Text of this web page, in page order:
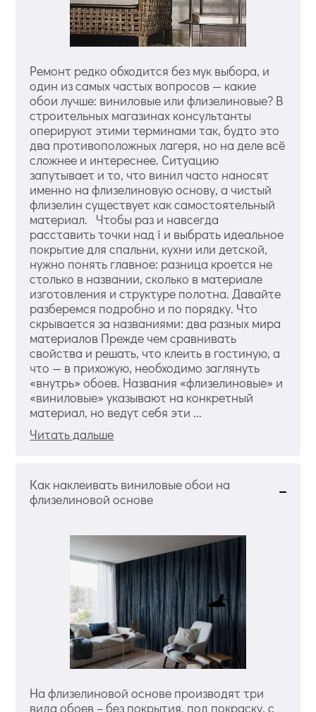
Ремонт редко обходится без мук выбора, и
один из самых частых вопросов — какие
обои лучше: виниловые или флизелиновые? В
строительных магазинах консультанты
оперируют этими терминами так, будто это
два противоположных лагеря, но на деле всё
сложнее и интереснее. Ситуацию
запутывает и то, что винил часто наносят
именно на флизелиновую основу, а чистый
флизелин существует как самостоятельный
материал. Чтобы раз и навсегда
расставить точки над i и выбрать идеальное
покрытие для спальни, кухни или детской,
нужно понять главное: разница кроется не
столько в названии, сколько в материале
изготовления и структуре полотна. Давайте
разберемся подробно и по порядку. Что
скрывается за названиями: два разных мира
материалов Прежде чем сравнивать
свойства и решать, что клеить в гостиную, а
что — в прихожую, необходимо заглянуть
«внутрь» обоев. Названия «флизелиновые» и
«виниловые» указывают на конкретный
материал, но ведут себя эти ...
Читать дальше
Как наклеивать виниловые обои на
флизелиновой основе
На флизелиновой основе производят три
вида обоев – без покрытия, под покраску, с